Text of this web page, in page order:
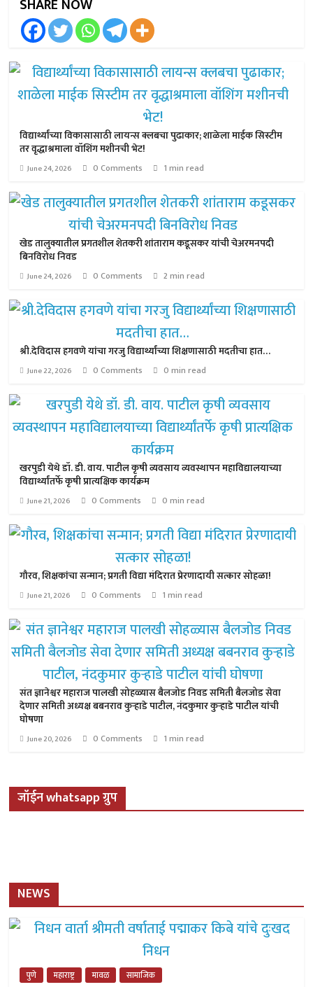
SHARE NOW
विद्यार्थ्यांच्या विकासासाठी लायन्स क्लबचा पुढाकार; शाळेला माईक सिस्टीम
तर वृद्धाश्रमाला वॉशिंग मशीनची भेट!
June 24, 2026 0 Comments 1 min read
खेड तालुक्यातील प्रगतशील शेतकरी शांताराम कडूसकर यांची चेअरमनपदी
बिनविरोध निवड
June 24, 2026 0 Comments 2 min read
श्री.देविदास हगवणे यांचा गरजु विद्यार्थ्यांच्या शिक्षणासाठी मदतीचा हात…
June 22, 2026 0 Comments 0 min read
खरपुडी येथे डॉ. डी. वाय. पाटील कृषी व्यवसाय व्यवस्थापन महाविद्यालयाच्या
विद्यार्थ्यांतर्फे कृषी प्रात्यक्षिक कार्यक्रम
June 21, 2026 0 Comments 0 min read
गौरव, शिक्षकांचा सन्मान; प्रगती विद्या मंदिरात प्रेरणादायी सत्कार सोहळा!
June 21, 2026 0 Comments 1 min read
संत ज्ञानेश्वर महाराज पालखी सोहळ्यास बैलजोड निवड समिती बैलजोड सेवा
देणार समिती अध्यक्ष बबनराव कुऱ्हाडे पाटील, नंदकुमार कुऱ्हाडे पाटील यांची
घोषणा
June 20, 2026 0 Comments 1 min read
जॉईन whatsapp ग्रुप
NEWS
पुणे महाराष्ट्र मावळ सामाजिक